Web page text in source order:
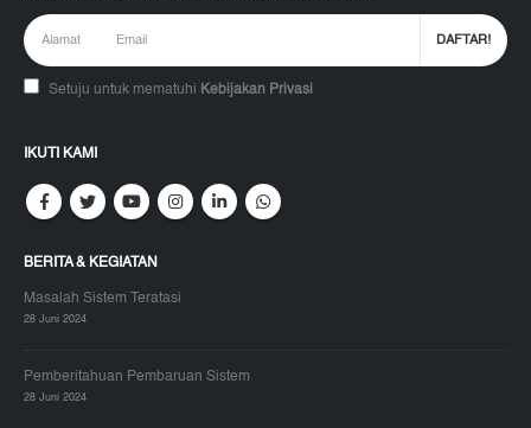
Setuju untuk mematuhi Kebijakan Privasi
IKUTI KAMI
BERITA & KEGIATAN
Masalah Sistem Teratasi
28 Juni 2024
Pemberitahuan Pembaruan Sistem
28 Juni 2024